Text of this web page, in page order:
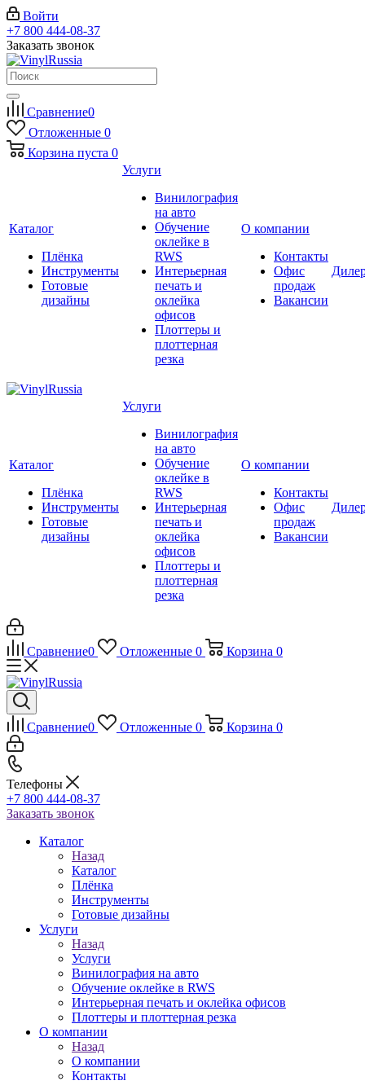
Войти
+7 800 444-08-37
Заказать звонок
Сравнение0
Отложенные 0
Корзина пуста 0
Каталог
Плёнка
Инструменты
Готовые
дизайны
Услуги
Винилография
на авто
Обучение
оклейке в
RWS
Интерьерная
печать и
оклейка
офисов
Плоттеры и
плоттерная
резка
О компании
Контакты
Офис
продаж
Вакансии
Каталог
Плёнка
Инструменты
Готовые
дизайны
Услуги
Винилография
на авто
Обучение
оклейке в
RWS
Интерьерная
печать и
оклейка
офисов
Плоттеры и
плоттерная
резка
О компании
Контакты
Офис
продаж
Вакансии
Сравнение0 Отложенные 0 Корзина 0
Сравнение0 Отложенные 0 Корзина 0
Телефоны
+7 800 444-08-37
Заказать звонок
Каталог
Назад
Каталог
Плёнка
Инструменты
Готовые дизайны
Услуги
Назад
Услуги
Винилография на авто
Обучение оклейке в RWS
Интерьерная печать и оклейка офисов
Плоттеры и плоттерная резка
О компании
Назад
О компании
Контакты